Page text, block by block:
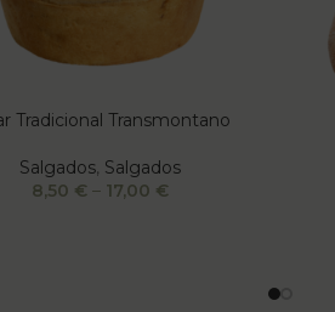
Tradicional Transmontano
Salgados, Salgados
8,50 € – 17,00 €